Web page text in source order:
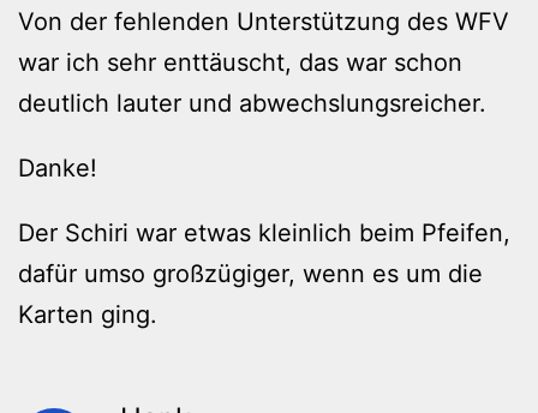
Von der fehlenden Unterstützung des WFV
war ich sehr enttäuscht, das war schon
deutlich lauter und abwechslungsreicher.
Danke!
Der Schiri war etwas kleinlich beim Pfeifen,
dafür umso großzügiger, wenn es um die
Karten ging.